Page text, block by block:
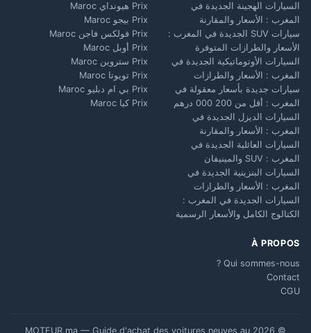
السيارات الهجينة الجديدة في
المغرب : الأسعار والمقارنة
سيارات SUV الجديدة في المغرب :
الأسعار والطرازات المتوفرة
السيارات الأوتوماتيكية الجديدة في
المغرب : الأسعار والطرازات
سيارات جديدة بأسعار معقولة في
المغرب : أقل من 200 000 درهم
السيارات الديزل الجديدة في
المغرب : الأسعار والمقارنة
السيارات العائلية الجديدة في
المغرب : SUV والمينيفان
السيارات البنزينية الجديدة في
المغرب : الأسعار والطرازات
السيارات الجديدة في المغرب :
الكتالوج الكامل والأسعار الرسمية
Prix هيونداي Maroc
Prix بيجو Maroc
Prix فولكس فاجن Maroc
Prix أوبل Maroc
Prix ستروين Maroc
Prix تويوتا Maroc
Prix بي ام دبليو Maroc
Prix كيا Maroc
À PROPOS
Qui sommes-nous ?
Contact
CGU
© 2026 MOTEUR.ma — Guide d'achat des voitures neuves au